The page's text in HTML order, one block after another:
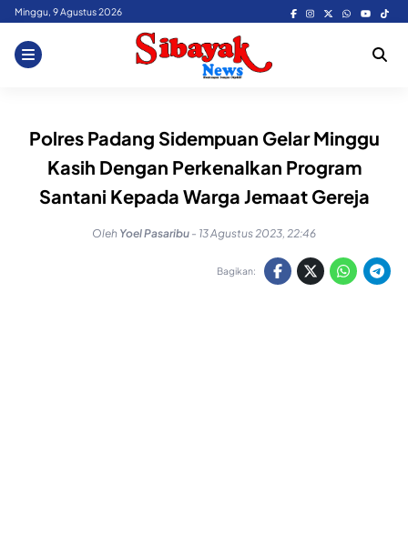
Skip
content
Minggu, 9 Agustus 2026
Polres Padang Sidempuan Gelar Minggu
Kasih Dengan Perkenalkan Program
Santani Kepada Warga Jemaat Gereja
Oleh Yoel Pasaribu - 13 Agustus 2023, 22:46
Bagikan: